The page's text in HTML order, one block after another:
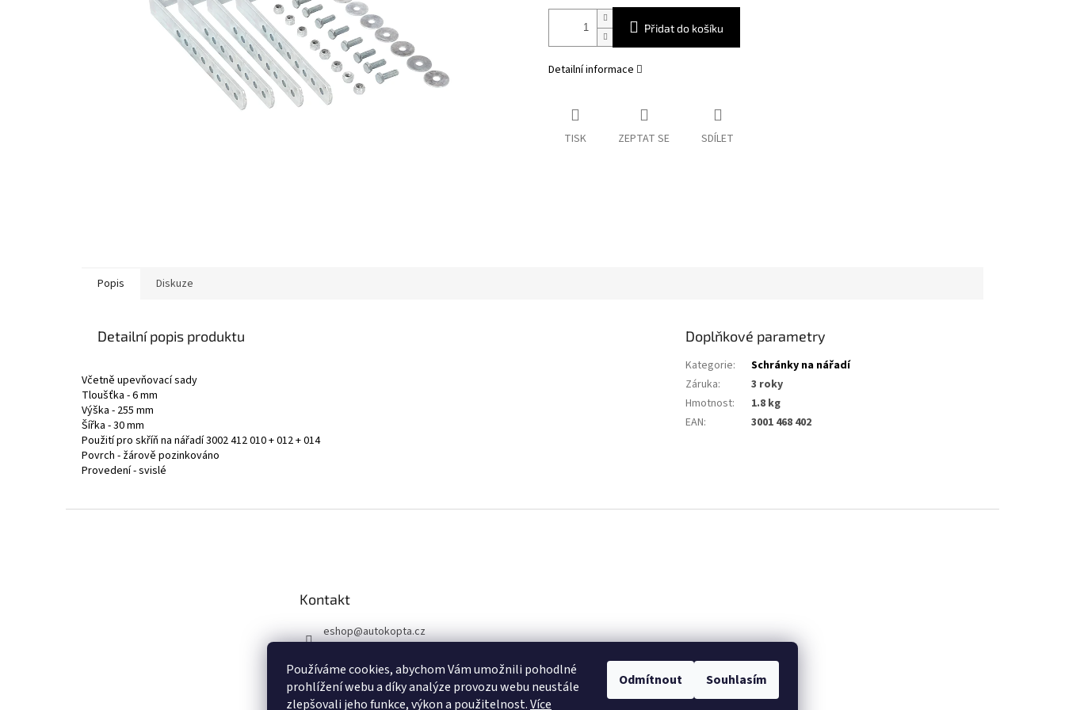
Používáme cookies, abychom Vám umožnili pohodlné
prohlížení webu a díky analýze provozu webu neustále
zlepšovali jeho funkce, výkon a použitelnost.Více
Odmítnout Souhlasím
Přidat do košíku
Detailní informace
TISK ZEPTAT SE SDÍLET
Popis Diskuze
Detailní popis produktu
Včetně upevňovací sady
Tloušťka - 6 mm
Výška - 255 mm
Šířka - 30 mm
Použití pro skříň na nářadí 3002 412 010 + 012 + 014
Povrch - žárově pozinkováno
Provedení - svislé
Doplňkové parametry
Kategorie:
Schránky na nářadí
Záruka:
3 roky
Hmotnost:
1.8 kg
EAN: 3001 468 402
Kontakt
eshop@autokopta.cz
Sledujte nás na Facebook
u!